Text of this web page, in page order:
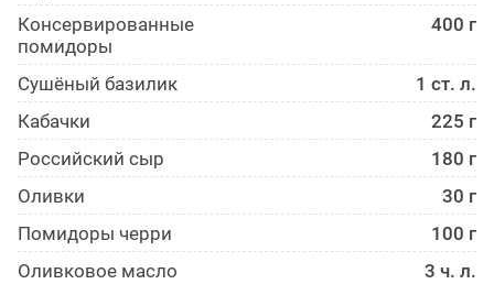
Консервированные
помидоры
400 г
Сушёный базилик
1 ст. л.
Кабачки
225 г
Российский сыр
180 г
Оливки
30 г
Помидоры черри
100 г
Оливковое масло
3 ч. л.